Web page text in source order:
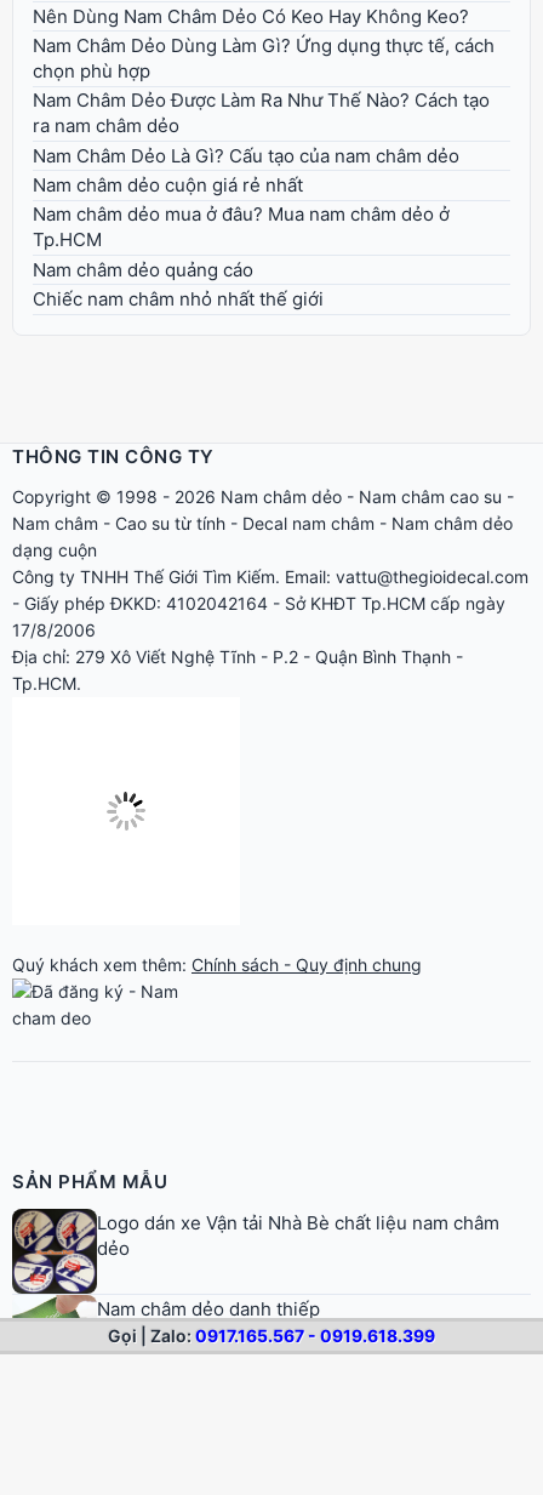
Nên Dùng Nam Châm Dẻo Có Keo Hay Không Keo?
Nam Châm Dẻo Dùng Làm Gì? Ứng dụng thực tế, cách
chọn phù hợp
Nam Châm Dẻo Được Làm Ra Như Thế Nào? Cách tạo
ra nam châm dẻo
Nam Châm Dẻo Là Gì? Cấu tạo của nam châm dẻo
Nam châm dẻo cuộn giá rẻ nhất
Nam châm dẻo mua ở đâu? Mua nam châm dẻo ở
Tp.HCM
Nam châm dẻo quảng cáo
Chiếc nam châm nhỏ nhất thế giới
THÔNG TIN CÔNG TY
Copyright © 1998 - 2026 Nam châm dẻo - Nam châm cao su -
Nam châm - Cao su từ tính - Decal nam châm - Nam châm dẻo
dạng cuộn
Công ty TNHH Thế Giới Tìm Kiếm. Email: vattu@thegioidecal.com
- Giấy phép ĐKKD: 4102042164 - Sở KHĐT Tp.HCM cấp ngày
17/8/2006
Địa chỉ: 279 Xô Viết Nghệ Tĩnh - P.2 - Quận Bình Thạnh -
Tp.HCM.
Quý khách xem thêm: Chính sách - Quy định chung
Gọi | Zalo:0917.165.567 - 0919.618.399
SẢN PHẨM MẪU
Logo dán xe Vận tải Nhà Bè chất liệu nam châm
dẻo
Nam châm dẻo danh thiếp